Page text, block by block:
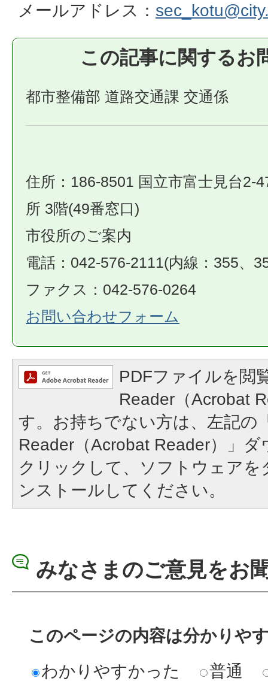
メールアドレス：
この記事に関するお
都市整備部 道路交通課 交通係
住所：186-8501 国立市富士見台2-
所 3階(49番窓口)
市役所のご案内
電話：042-576-2111(内線：355、
ファクス：042-576-0264
お問い合わせフォーム
PDFファイルを閲
Reader（Acrobat
す。お持ちでない方は、左記の
Reader（Acrobat Reader）」
クリックして、ソフトウェア
ンストールしてください。
みなさまのご意見をお
このページの内容は分かりや
わかりやすかった
普通